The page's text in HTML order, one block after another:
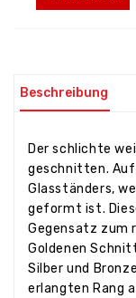
Beschreibung
Der schlichte
geschnitten.
Glasständers,
geformt ist.
Gegensatz zum
Goldenen
Silber und
erlangten Rang